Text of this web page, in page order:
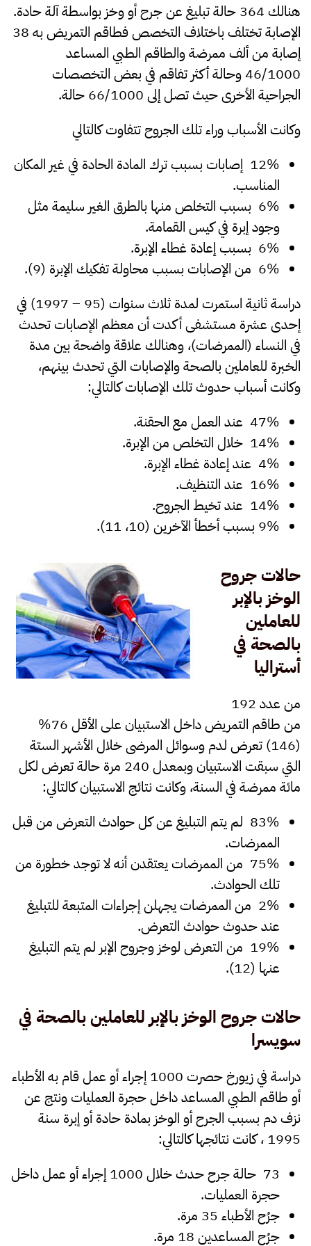
هنالك 364 حالة تبليغ عن جرح أو وخز بواسطة آلة حادة.
الإصابة تختلف باختلاف التخصص فطاقم التمريض به 38
إصابة من ألف ممرضة والطاقم الطبي المساعد
46/1000 وحالة أكثر تفاقم في بعض التخصصات
الجراحية الأخرى حيث تصل إلى 66/1000 حالة.
وكانت الأسباب وراء تلك الجروح تتفاوت كالتالي
12% إصابات بسبب ترك المادة الحادة في غير المكان
المناسب.
6% بسبب التخلص منها بالطرق الغير سليمة مثل
وجود إبرة في كيس القمامة.
6% بسبب إعادة غطاء الإبرة.
6% من الإصابات بسبب محاولة تفكيك الإبرة (9).
دراسة ثانية استمرت لمدة ثلاث سنوات (95 – 1997) في
إحدى عشرة مستشفى أكدت أن معظم الإصابات تحدث
في النساء (الممرضات)، وهنالك علاقة واضحة بين مدة
الخبرة للعاملين بالصحة والإصابات التي تحدث بينهم،
وكانت أسباب حدوث تلك الإصابات كالتالي:
47% عند العمل مع الحقنة.
14% خلال التخلص من الإبرة.
4% عند إعادة غطاء الإبرة.
16% عند التنظيف.
14% عند تخيط الجروح.
9% بسبب أخطأ الآخرين (10، 11).
حالات جروح
الوخز بالإبر
للعاملين
بالصحة في
أستراليا
من عدد 192
من طاقم التمريض داخل الاستبيان على الأقل 76%
(146) تعرض لدم وسوائل المرضى خلال الأشهر الستة
التي سبقت الاستبيان وبمعدل 240 مرة حالة تعرض لكل
مائة ممرضة في السنة، وكانت نتائج الاستبيان كالتالي:
83% لم يتم التبليغ عن كل حوادث التعرض من قبل
الممرضات.
75% من الممرضات يعتقدن أنه لا توجد خطورة من
تلك الحوادث.
2% من الممرضات يجهلن إجراءات المتبعة للتبليغ
عند حدوث حوادث التعرض.
19% من التعرض لوخز وجروح الإبر لم يتم التبليغ
عنها (12).
حالات جروح الوخز بالإبر للعاملين بالصحة في
سويسرا
دراسة في زيورخ حصرت 1000 إجراء أو عمل قام به الأطباء
أو طاقم الطبي المساعد داخل حجرة العمليات ونتج عن
نزف دم بسبب الجرح أو الوخز بمادة حادة أو إبرة سنة
1995 ، كانت نتائجها كالتالي:
73 حالة جرح حدث خلال 1000 إجراء أو عمل داخل
حجرة العمليات.
جرُح الأطباء 35 مرة.
جرُح المساعدين 18 مرة.